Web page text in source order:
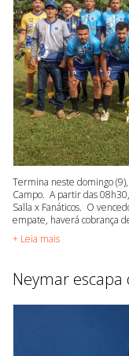
Termina neste domingo
Campo. A partir das
Salla x Fanáticos. O
empate, haverá cobrança
+ Leia mais
Neymar escapa